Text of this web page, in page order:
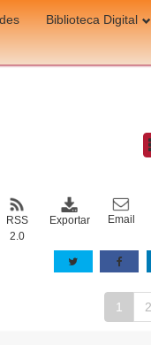
Biblioteca Digital
Email
Exportar
RSS
2.0
1 2